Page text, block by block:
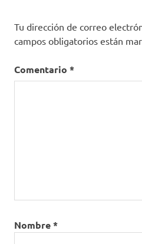
OMS
Tu dirección de correo
campos obligatorios están
Comentario *
Nombre*